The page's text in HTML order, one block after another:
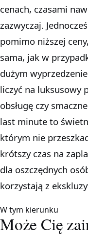
cenach, czasami
zazwyczaj.
pomimo niższej
sama, jak w
dużym
liczyć na luksusowy
obsługę czy
last minute to
którym nie
krótszy czas na
dla oszczędnych
korzystają z
W tym kierunku
Może Cię